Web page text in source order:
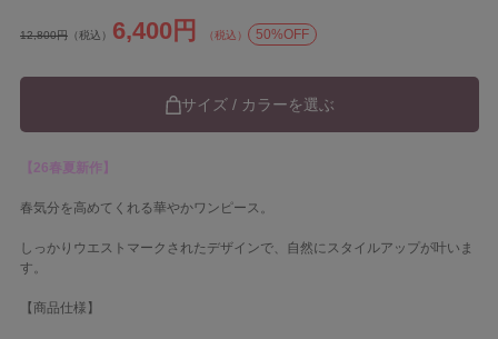
12,800円 （税込） 6,400円 （税込） 50%OFF
サイズ / カラーを選ぶ
【26春夏新作】
春気分を高めてくれる華やかワンピース。
しっかりウエストマークされたデザインで、自然にスタイルアップが叶いま
す。
【商品仕様】